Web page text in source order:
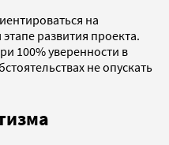
на
развития проекта.
100% уверенности в
не опускать